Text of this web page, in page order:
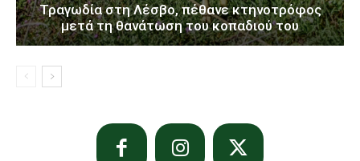
Τραγωδία στη Λέσβο, πέθανε κτηνοτρόφος
μετά τη θανάτωση του κοπαδιού του